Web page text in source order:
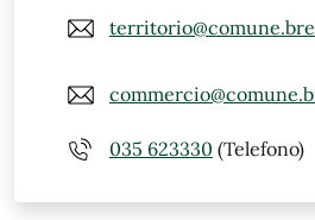
035 623330 (Telefono)